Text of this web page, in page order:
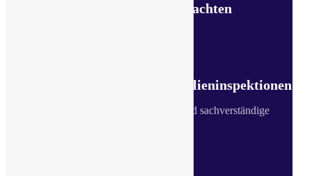
Beleihungswertgutachten
Hauskaufberatung / Immobilieninspektionen
sowie Immobilieninspektionen und sachverständige